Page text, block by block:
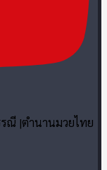
ณี |ตำนานมวยไทย